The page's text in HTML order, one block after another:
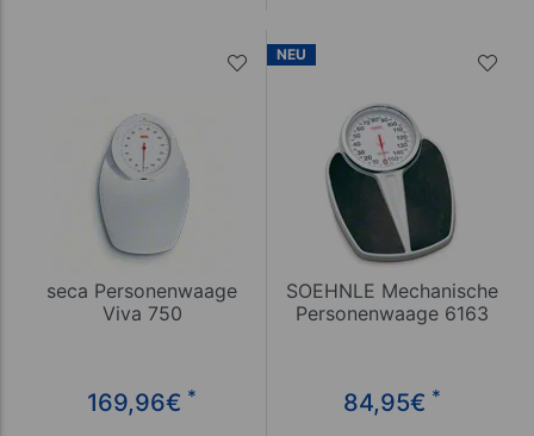
seca Personenwaage
Viva 750
169,96€ *
NEU
SOEHNLE Mechanische
Personenwaage 6163
84,95€ *